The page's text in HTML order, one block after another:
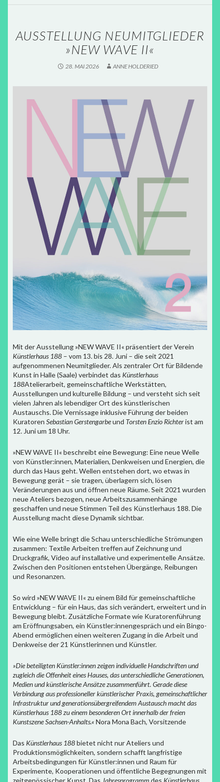
AUSSTELLUNG NEUMITGLIEDER
»NEW WAVE II«
28. MAI 2026 ANNE HOLDERIED
Mit der Ausstellung »NEW WAVE II« präsentiert der Verein
Künstlerhaus 188 – vom 13. bis 28. Juni – die seit 2021
aufgenommenen Neumitglieder. Als zentraler Ort für Bildende
Kunst in Halle (Saale) verbindet das Künstlerhaus
188Atelierarbeit, gemeinschaftliche Werkstätten,
Ausstellungen und kulturelle Bildung – und versteht sich seit
vielen Jahren als lebendiger Ort des künstlerischen
Austauschs. Die Vernissage inklusive Führung der beiden
Kuratoren Sebastian Gerstengarbeund Torsten Enzio Richterist am
12. Juni um 18 Uhr.
»NEW WAVE II« beschreibt eine Bewegung: Eine neue Welle
von Künstler:innen, Materialien, Denkweisen und Energien, die
durch das Haus geht. Wellen entstehen dort, wo etwas in
Bewegung gerät – sie tragen, überlagern sich, lösen
Veränderungen aus und öffnen neue Räume. Seit 2021 wurden
neue Ateliers bezogen, neue Arbeitszusammenhänge
geschaffen und neue Stimmen Teil des Künstlerhaus 188. Die
Ausstellung macht diese Dynamik sichtbar.
Wie eine Welle bringt die Schau unterschiedliche Strömungen
zusammen: Textile Arbeiten treffen auf Zeichnung und
Druckgrafik, Video auf installative und experimentelle Ansätze.
Zwischen den Positionen entstehen Übergänge, Reibungen
und Resonanzen.
So wird »NEW WAVE II« zu einem Bild für gemeinschaftliche
Entwicklung – für ein Haus, das sich verändert, erweitert und in
Bewegung bleibt. Zusätzliche Formate wie Kuratorenführung
am Eröffnungsaben, ein Künstler:innengespräch und ein Bingo-
Abend ermöglichen einen weiteren Zugang in die Arbeit und
Denkweise der 21 Künstlerinnen und Künstler.
»Die beteiligten Künstler:innen zeigen individuelle Handschriften und
zugleich die Offenheit eines Hauses, das unterschiedliche Generationen,
Medien und künstlerische Ansätze zusammenführt. Gerade diese
Verbindung aus professioneller künstlerischer Praxis, gemeinschaftlicher
Infrastruktur und generationsübergreifendem Austausch macht das
Künstlerhaus 188 zu einem besonderen Ort innerhalb der freien
Kunstszene Sachsen-Anhalts.«Nora Mona Bach, Vorsitzende
Das Künstlerhaus 188bietet nicht nur Ateliers und
Produktionsmöglichkeiten, sondern schafft langfristige
Arbeitsbedingungen für Künstler:innen und Raum für
Experimente, Kooperationen und öffentliche Begegnungen mit
zeitgenössischer Kunst. Das Jahresprogrammdes Künstlerhaus